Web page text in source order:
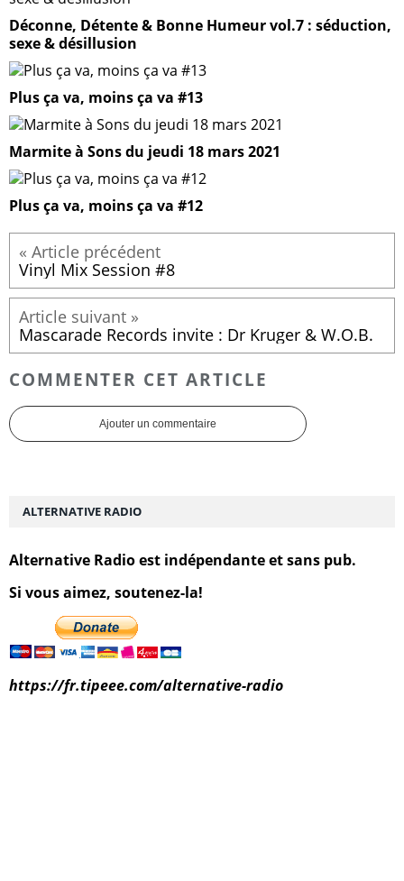
Déconne, Détente & Bonne Humeur vol.7 : séduction,
sexe & désillusion
Plus ça va, moins ça va #13
Marmite à Sons du jeudi 18 mars 2021
Plus ça va, moins ça va #12
Vinyl Mix Session #8
Mascarade Records invite : Dr Kruger & W.O.B.
COMMENTER CET ARTICLE
Ajouter un commentaire
ALTERNATIVE RADIO
Alternative Radio est indépendante et sans pub.
Si vous aimez, soutenez-la!
https://fr.tipeee.com/alternative-radio